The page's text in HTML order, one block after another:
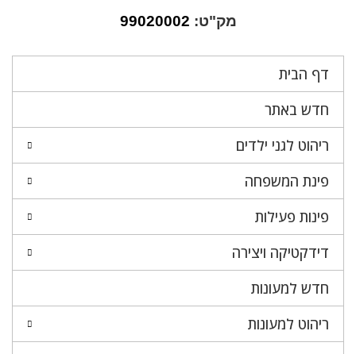
דף הבית
חדש באתר
ריהוט לגני ילדים
פינת המשפחה
פינות פעילות
דידקטיקה ויצירה
חדש למעונות
ריהוט למעונות
מק"ט: 99020002